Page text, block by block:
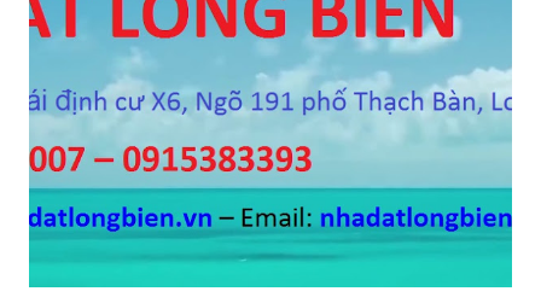
11m, chia 3 suất, hướng Đông Nam, SĐCC, giá bán: 5,7 tỷ, có
thương lượng 4. CẦN BÁN GẤP đất mặt hồ Cự Khối, gần cầu
Thanh Trì, mặt hồ rộng 2ha, đường 6m, DT 110m2, MT 6m,
hướng Tây Nam, SĐCC, giá bán: 5.5 tỷ, có thương lượng; 5.
CẦN BÁN GẤP đất đấu giá A1A2A3 Cự Khối, gần cầu Thanh
Trì, đường 8.5m, DT 66m2, MT 5.5m, hướng Đông Bắc, SĐCC,
giá bán: 4.2 tỷ, có thương lượng; 6. CẦN BÁN GẤP đất Ngõ 38
phố Tư Đình, gần đường Cổ Linh, ngõ 3m, DT...